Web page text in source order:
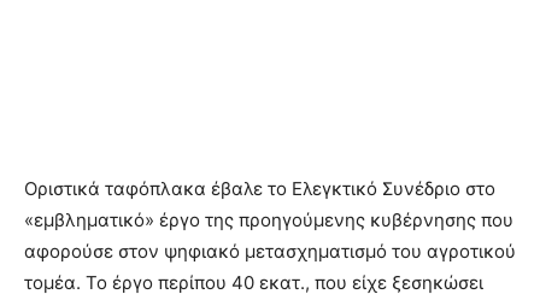
Οριστικά ταφόπλακα έβαλε το Ελεγκτικό Συνέδριο στο
«εμβληματικό» έργο της προηγούμενης κυβέρνησης που
αφορούσε στον ψηφιακό μετασχηματισμό του αγροτικού
τομέα. Το έργο περίπου 40 εκατ., που είχε ξεσηκώσει